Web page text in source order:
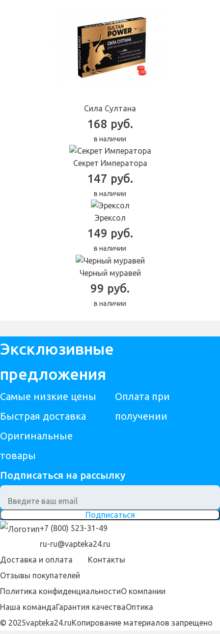
Сила Султана
168 руб.
в наличии
Секрет Императора
147 руб.
в наличии
Эрексол
149 руб.
в наличии
Черный муравей
99 руб.
в наличии
Эксклюзивные
предложения
Самые низкие цены
Быстрая доставка
Оригинальные
товары
Оплата при
получении
Подписаться на рассылку
Подписаться
+7 (800) 523-31-49
ru-ru@vapteka24.ru
Доставка и оплата
Отзывы покупателей
Контакты
Политика конфиденциальностиО компании
Наша командаГарантия качестваОптика
© 2025vapteka24.ruКопирование материалов запрещено